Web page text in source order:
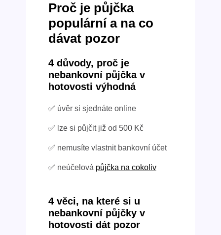
Proč je půjčka
populární a na co
dávat pozor
4 důvody, proč je
nebankovní půjčka v
hotovosti výhodná
✅ úvěr si sjednáte online
✅ lze si půjčit již od 500 Kč
✅ nemusíte vlastnit bankovní účet
✅ neúčelová půjčka na cokoliv
4 věci, na které si u
nebankovní půjčky v
hotovosti dát pozor